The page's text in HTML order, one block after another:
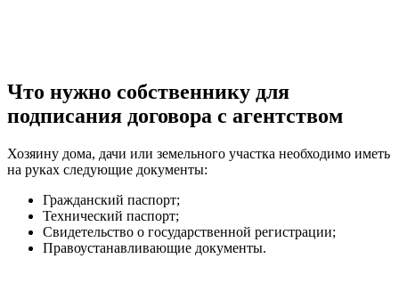
Что нужно собственнику для
подписания договора с агентством
Хозяину дома, дачи или земельного участка необходимо иметь
на руках следующие документы:
Гражданский паспорт;
Технический паспорт;
Свидетельство о государственной регистрации;
Правоустанавливающие документы.